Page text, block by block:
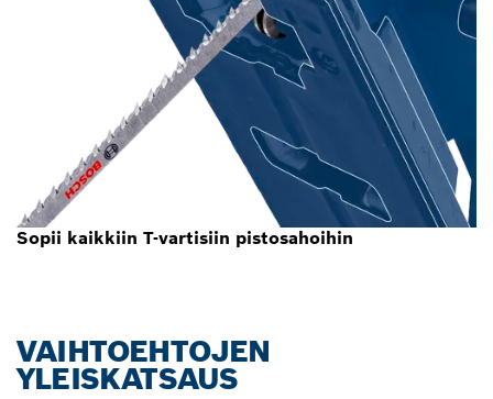
Sopii kaikkiin T-vartisiin pistosahoihin
VAIHTOEHTOJEN
YLEISKATSAUS